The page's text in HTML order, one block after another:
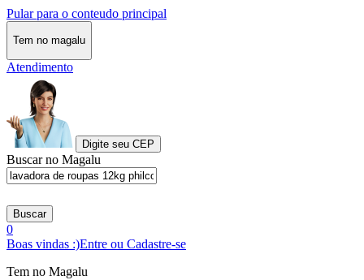
Pular para o conteudo principal
Tem no magalu
Atendimento
Digite seu CEP
Buscar no Magalu
Buscar
0
Boas vindas :)Entre ou Cadastre-se
Tem no Magalu